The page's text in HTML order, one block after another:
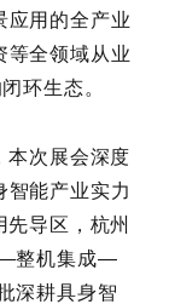
应用的全产业
等全领域从业
环生态。
本次展会深度
智能产业实力
导区，杭州
—整机集成—
深耕具身智